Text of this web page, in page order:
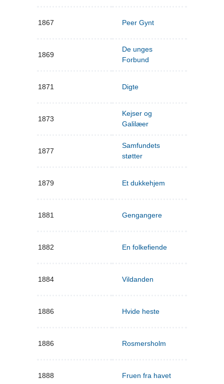
1867 Peer Gynt
1869
De unges
Forbund
1871 Digte
1873
Kejser og
Galilæer
1877
Samfundets
støtter
1879 Et dukkehjem
1881 Gengangere
1882 En folkefiende
1884 Vildanden
1886 Hvide heste
1886 Rosmersholm
1888 Fruen fra havet